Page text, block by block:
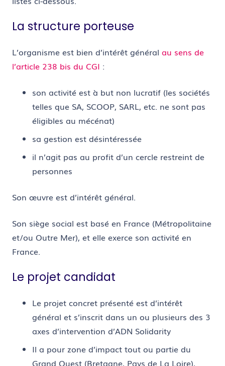
La structure porteuse
L’organisme est bien d’intérêt général au sens de
l’article 238 bis du CGI :
son activité est à but non lucratif (les sociétés
telles que SA, SCOOP, SARL, etc. ne sont pas
éligibles au mécénat)
sa gestion est désintéressée
il n’agit pas au profit d’un cercle restreint de
personnes
Son œuvre est d’intérêt général.
Son siège social est basé en France (Métropolitaine
et/ou Outre Mer), et elle exerce son activité en
France.
Le projet candidat
Le projet concret présenté est d’intérêt
général et s’inscrit dans un ou plusieurs des 3
axes d’intervention d’ADN Solidarity
Il a pour zone d’impact tout ou partie du
Grand Ouest (Bretagne, Pays de La Loire),